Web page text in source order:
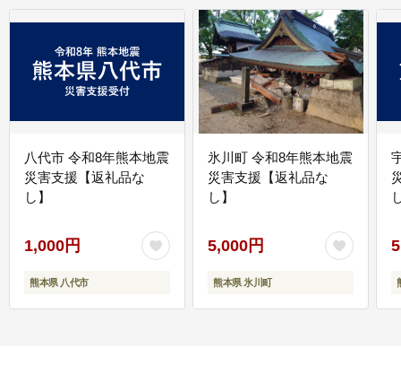
八代市 令和8年熊本地震
災害支援【返礼品な
し】
1,000円
熊本県 八代市
氷川町 令和8年熊本地震
災害支援【返礼品な
し】
5,000円
熊本県 氷川町